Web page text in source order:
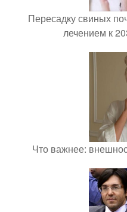
Пересадку свиных
лечением к
Что важнее: